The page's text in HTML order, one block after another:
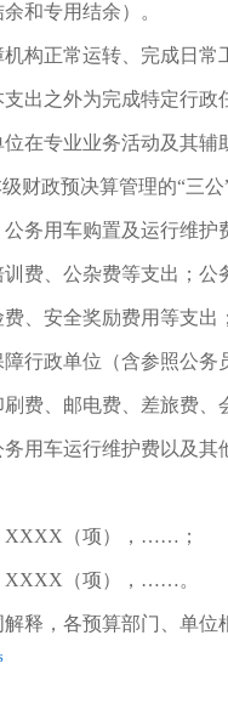
和专用结余）。
构正常运转、完成日
出之外为完成特定行
在专业业务活动及其
财政预决算管理的“三
务用车购置及运行维
费、公杂费等支出；
、安全奖励费用等支
行政单位（含参照公
费、邮电费、差旅费
用车运行维护费以及其
XXXX（项），……；
（项），……。
解释，各预算部门、单